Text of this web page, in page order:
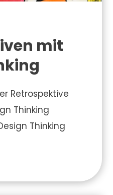
mit
Retrospektive
Thinking
Thinking